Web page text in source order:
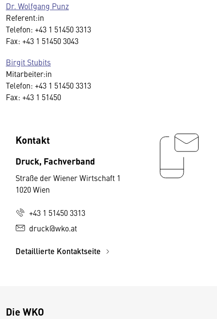
Dr. Wolfgang Punz
Referent:in
Telefon: +43 1 51450 3313
Fax: +43 1 51450 3043
Birgit Stubits
Mitarbeiter:in
Telefon: +43 1 51450 3313
Fax: +43 1 51450
Kontakt
Druck, Fachverband
Straße der Wiener Wirtschaft 1
1020 Wien
+43 1 51450 3313
druck@wko.at
Detaillierte Kontaktseite
Die WKO